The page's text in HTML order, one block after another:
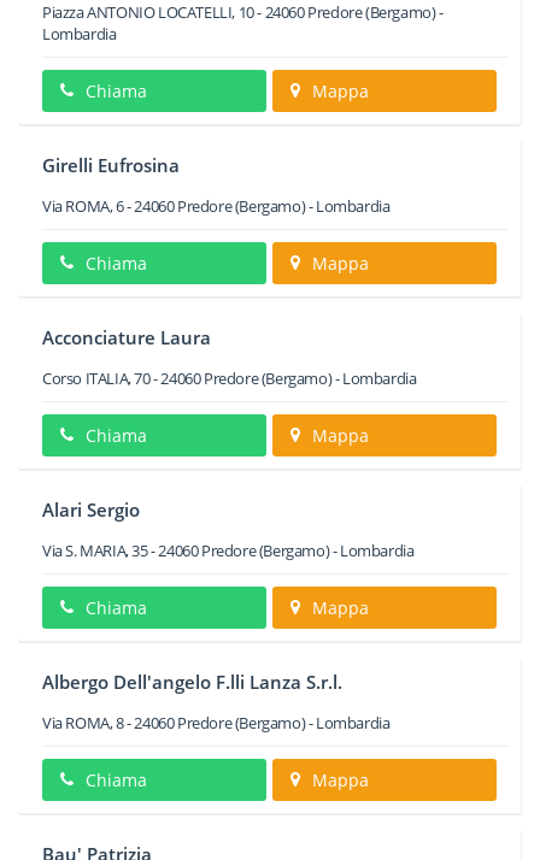
Piazza ANTONIO LOCATELLI, 10-24060Predore(Bergamo) -
Lombardia
Chiama Mappa
Girelli Eufrosina
Via ROMA, 6-24060Predore(Bergamo) -Lombardia
Chiama Mappa
Acconciature Laura
Corso ITALIA, 70-24060Predore(Bergamo) -Lombardia
Chiama Mappa
Alari Sergio
Via S. MARIA, 35-24060Predore(Bergamo) -Lombardia
Chiama Mappa
Albergo Dell'angelo F.lli Lanza S.r.l.
Via ROMA, 8-24060Predore(Bergamo) -Lombardia
Chiama Mappa
Bau' Patrizia